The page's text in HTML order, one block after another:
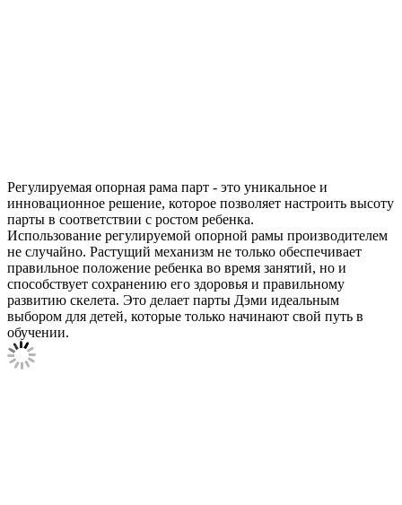
Регулируемая опорная рама парт - это уникальное и
инновационное решение, которое позволяет настроить высоту
парты в соответствии с ростом ребенка.
Использование регулируемой опорной рамы производителем
не случайно. Растущий механизм не только обеспечивает
правильное положение ребенка во время занятий, но и
способствует сохранению его здоровья и правильному
развитию скелета. Это делает парты Дэми идеальным
выбором для детей, которые только начинают свой путь в
обучении.